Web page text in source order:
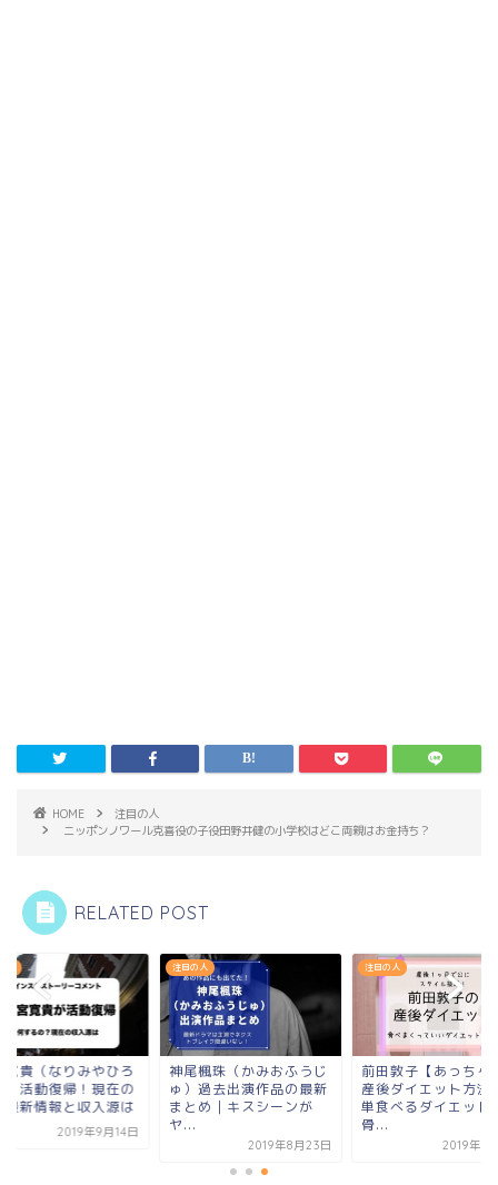
HOME
注目の人
ニッポンノワール克喜役の子役田野井健の小学校はどこ両親はお金持ち？
RELATED POST
寛貴（なりみやひろ
）活動復帰！現在の
最新情報と収入源は
2019年9月14日
注目の人
神尾楓珠（かみおふうじ
ゅ）過去出演作品の最新
まとめ｜キスシーンが
ヤ...
2019年8月23日
注目の人
前田敦子【あっちゃ
産後ダイエット方法
単食べるダイエット
骨...
2019年9